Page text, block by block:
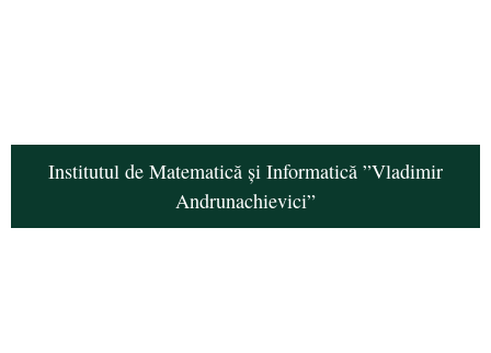
Institutul de Matematică și Informatică ”Vladimir
Andrunachievici”